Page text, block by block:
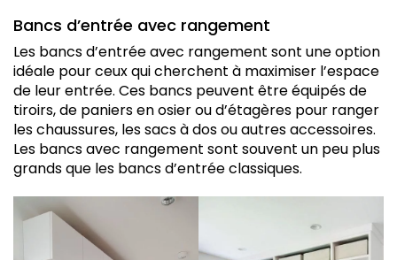
Bancs d’entrée avec rangement
Les bancs d’entrée avec rangement sont une option
idéale pour ceux qui cherchent à maximiser l’espace
de leur entrée. Ces bancs peuvent être équipés de
tiroirs, de paniers en osier ou d’étagères pour ranger
les chaussures, les sacs à dos ou autres accessoires.
Les bancs avec rangement sont souvent un peu plus
grands que les bancs d’entrée classiques.